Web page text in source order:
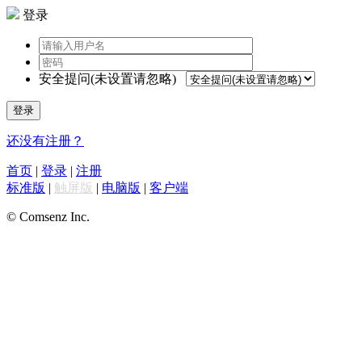
登录
安全提问(未设置请忽略)
登录
还没有注册？
首页 | 登录 | 注册
标准版 | 触屏版 | 电脑版 | 客户端
© Comsenz Inc.